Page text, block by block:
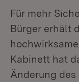
Für mehr
Bürger erhält
Kabinett hat
Änderung des